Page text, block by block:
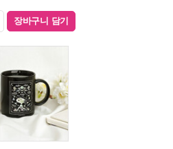
장바구니 담기